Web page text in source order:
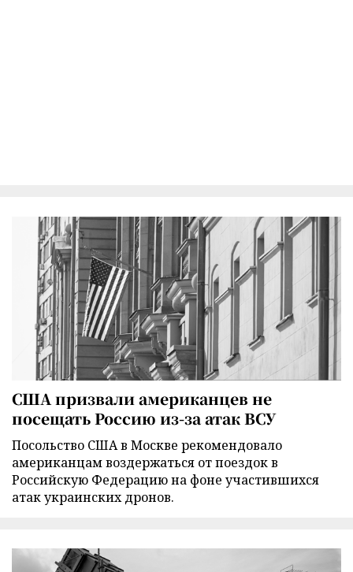
США призвали американцев не
посещать Россию из-за атак ВСУ
Посольство США в Москве рекомендовало
американцам воздержаться от поездок в
Российскую Федерацию на фоне участившихся
атак украинских дронов.